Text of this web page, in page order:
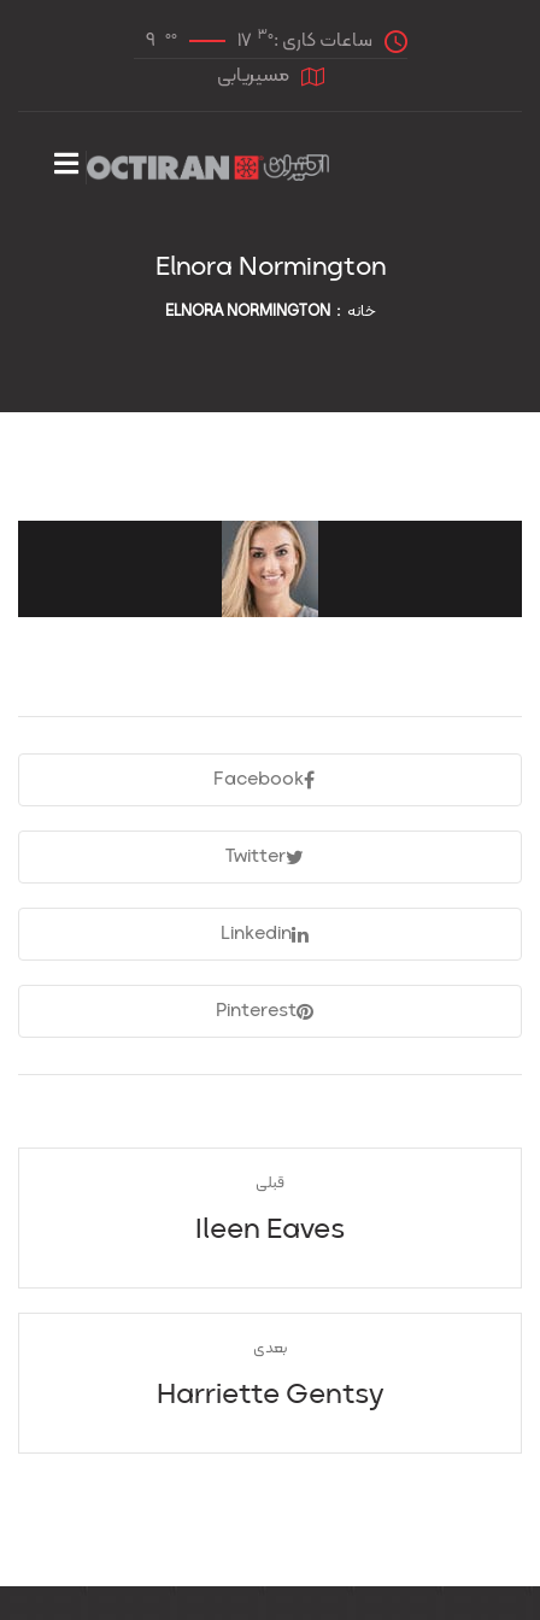
ساعات کاری : 17 30
9 00
مسیریابی
Elnora Normington
خانه ELNORA NORMINGTON
Facebook
Twitter
Linkedin
Pinterest
قبلی
Ileen Eaves
بعدی
Harriette Gentsy